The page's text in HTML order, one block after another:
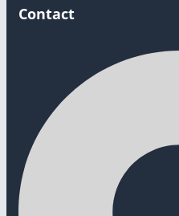
Contact